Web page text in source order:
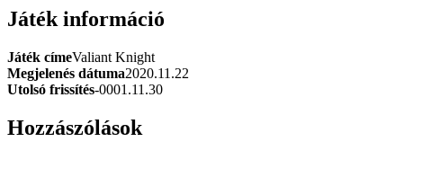
Játék információ
Játék címeValiant Knight
Megjelenés dátuma2020.11.22
Utolsó frissítés-0001.11.30
Hozzászólások